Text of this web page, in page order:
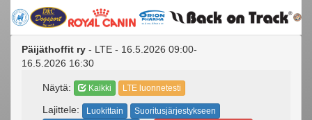
Päijäthoffit ry - LTE - 16.5.2026 09:00-
16.5.2026 16:30
Näytä: Kaikki LTE luonnetesti
Lajittele: Luokittain
Suoritusjärjestykseen